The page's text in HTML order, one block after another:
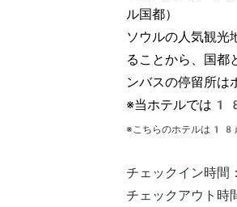
ル国都）
ソウルの人気観光
ることから、国都
ンバスの停留所は
※当ホテルでは18
※こちらのホテルは 18
チェックイン時間：
チェックアウト時